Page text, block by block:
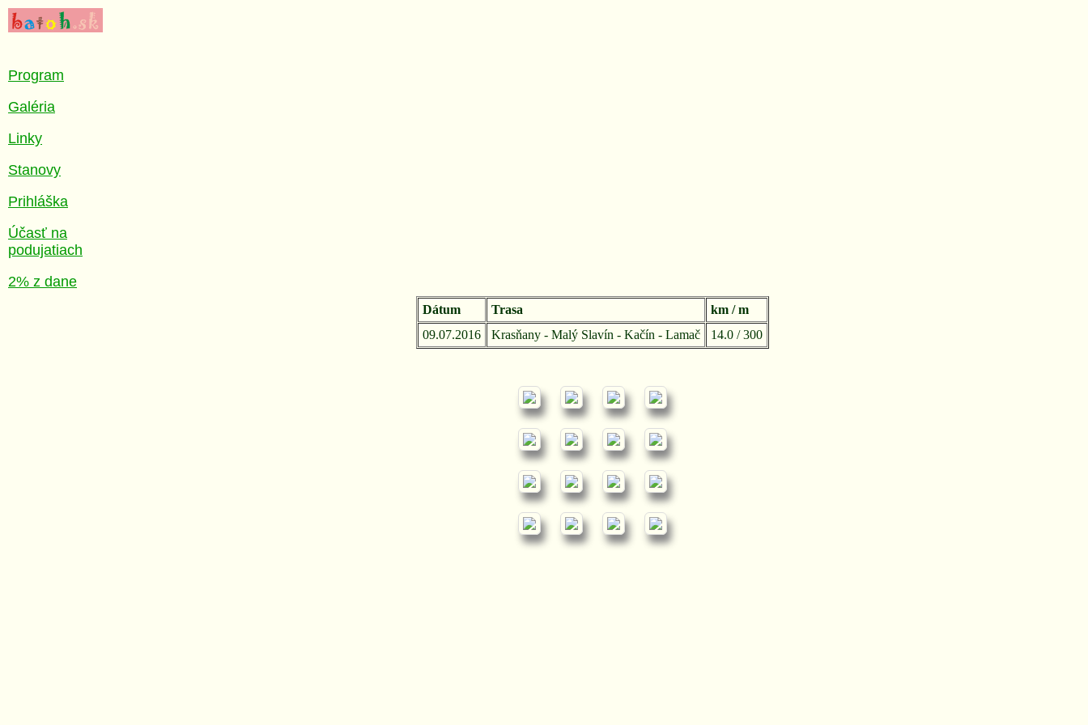
Program
Galéria
Linky
Stanovy
Prihláška
Účasť na
podujatiach
2% z dane
Dátum Trasa
km / m
09.07.2016
Krasňany - Malý Slavín - Kačín - Lamač 14.0 / 300